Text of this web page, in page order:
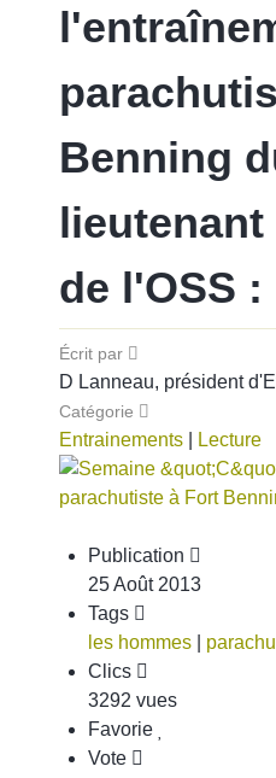
Benning
lieutenant
de l'OSS :
Écrit par
D Lanneau, président
Catégorie
Entrainements Lecture
Publication
25 Août 2013
Tags
les hommes
Clics
3292 vues
Favorie
Vote